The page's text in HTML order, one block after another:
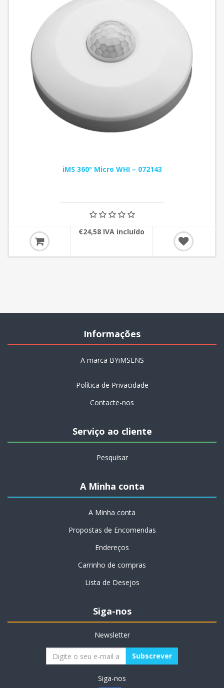
iMS 360º Micro WHI – 072143
€24,58 IVA incluído
Informações
A marca BYiMSENS
Política de Privacidade
Contacte-nos
Serviço ao cliente
Pesquisar
A Minha conta
A Minha conta
Propostas de Encomendas
Endereços
Carrinho de compras
Lista de Desejos
Siga-nos
Newsletter
Siga-nos